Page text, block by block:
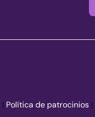
| Política de patrocinios|